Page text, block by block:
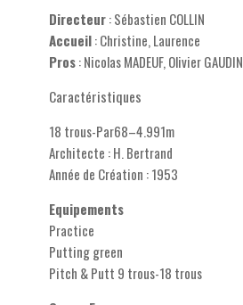
Directeur: Sébastien COLLIN
Accueil: Christine, Laurence
Pros: Nicolas MADEUF, Olivier GAUDIN
Caractéristiques
18 trous-Par68–4.991m
Architecte : H. Bertrand
Année de Création : 1953
Equipements
Practice
Putting green
Pitch & Putt 9 trous-18 trous